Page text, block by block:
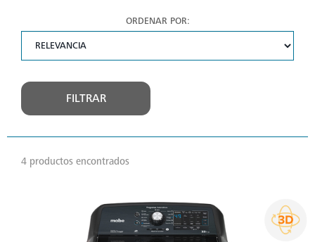
ORDENAR POR:
FILTRAR
4 productos encontrados